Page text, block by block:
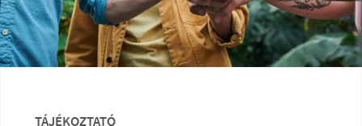
TÁJÉKOZTATÓ